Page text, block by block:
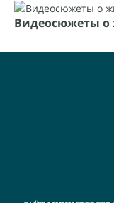
Видеосюжеты